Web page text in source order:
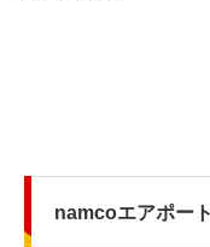
namcoエアポー